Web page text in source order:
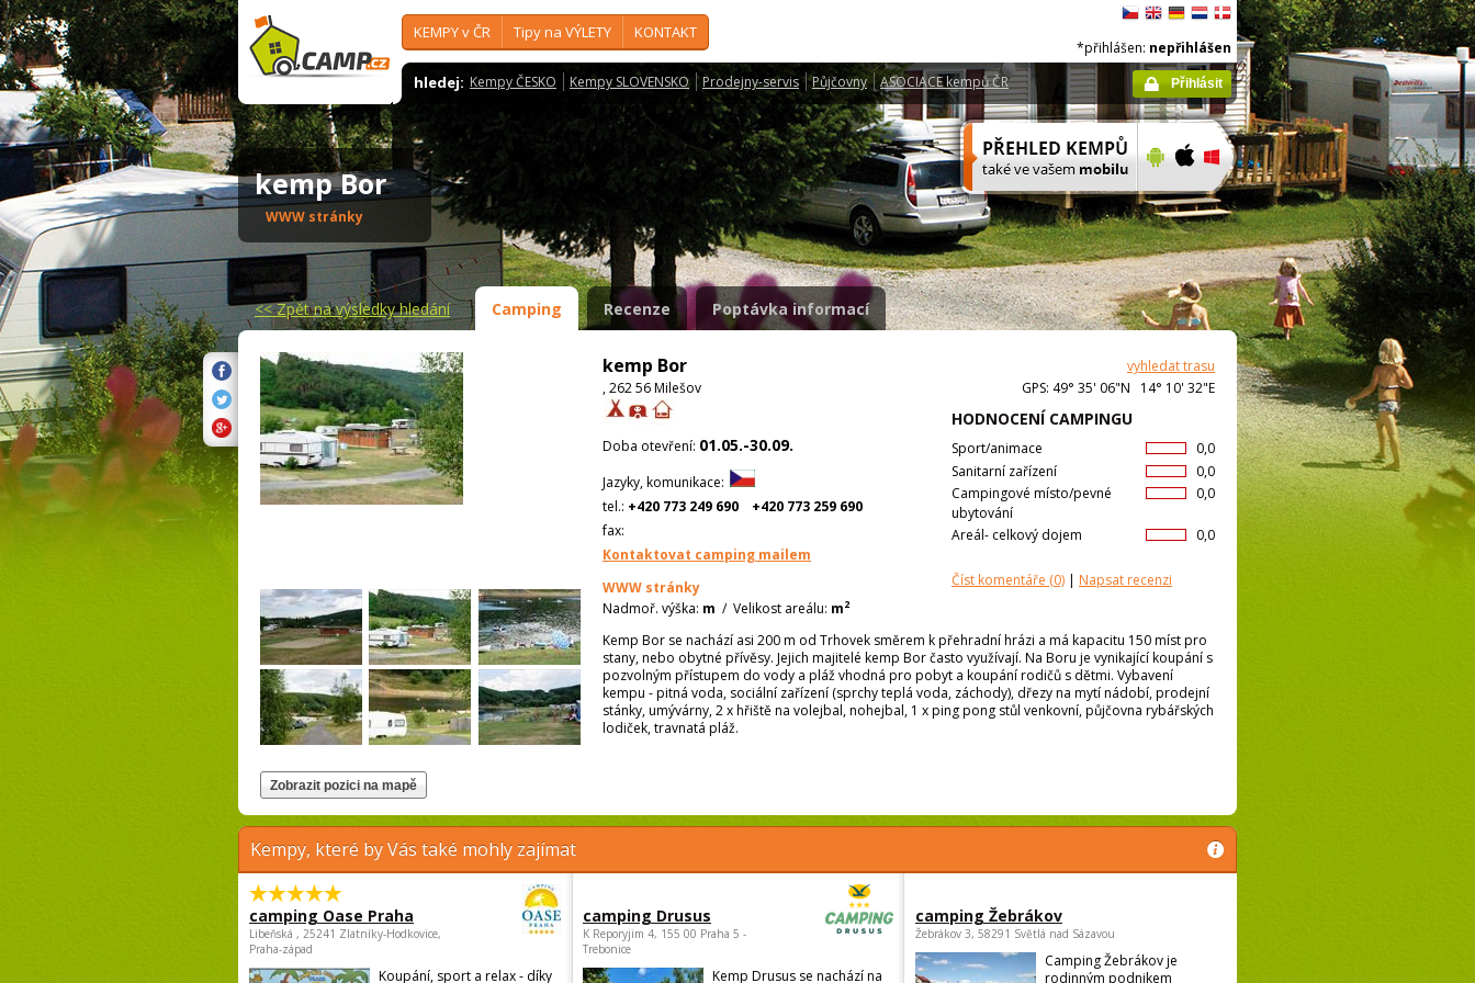
KEMPY v ČR Tipy na VÝLETY KONTAKT
hledej: Kempy ČESKO Kempy SLOVENSKO Prodejny-servis Půjčovny ASOCIACE kempů ČR
*přihlášen: nepřihlášen
Přihlásit
kemp Bor
WWW stránky
<<Zpět na výsledky hledání Camping Recenze Poptávka informací
kemp Bor
vyhledat trasu
, 262 56 Milešov
GPS: 49° 35' 06"N 14° 10' 32"E
HODNOCENÍ CAMPINGU
0,0
Sport/animace
0,0
Sanitarní zařízení
0,0
Campingové místo/pevné
ubytování
0,0
Areál- celkový dojem
Číst komentáře (0) | Napsat recenzi
Doba otevření: 01.05.-30.09.
Jazyky, komunikace:
tel.: +420 773 249 690
+420 773 259 690
fax:
Kontaktovat camping mailem
WWW stránky
Nadmoř. výška: m / Velikost areálu: m2
Kemp Bor se nachází asi 200 m od Trhovek směrem k přehradní hrázi a má kapacitu 150 míst pro
stany, nebo obytné přívěsy. Jejich majitelé kemp Bor často využívají. Na Boru je vynikající koupání s
pozvolným přístupem do vody a pláž vhodná pro pobyt a koupání rodičů s dětmi. Vybavení
kempu - pitná voda, sociální zařízení (sprchy teplá voda, záchody), dřezy na mytí nádobí, prodejní
stánky, umývárny, 2 x hřiště na volejbal, nohejbal, 1 x ping pong stůl venkovní, půjčovna rybářských
lodiček, travnatá pláž.
Kempy, které by Vás také mohly zajímat
camping Oase Praha
Libeňská , 25241 Zlatníky-Hodkovice,
Praha-západ
Koupání, sport a relax - díky
camping Drusus
K Reporyjim 4, 155 00 Praha 5 -
Trebonice
Kemp Drusus se nachází na
camping Žebrákov
Žebrákov 3, 58291 Světlá nad Sázavou
Camping Žebrákov je
rodinným podnikem